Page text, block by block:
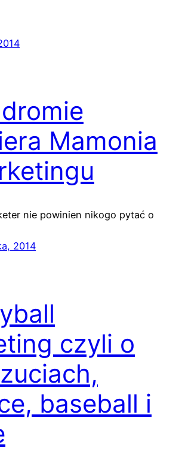
Mamonia
nie powinien nikogo pytać o
2014
czyli o
baseball i